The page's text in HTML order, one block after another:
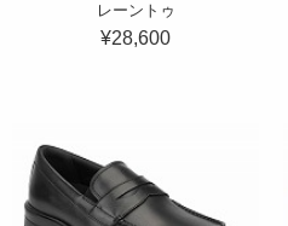
レーントゥ
¥28,600